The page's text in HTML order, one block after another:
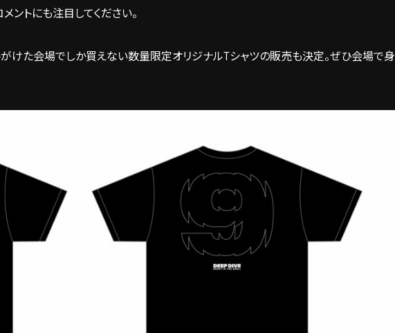
ントにも注目してください。
けた会場でしか買えない数量限定オリジナルTシャツの販売も決定。ぜひ会場で身